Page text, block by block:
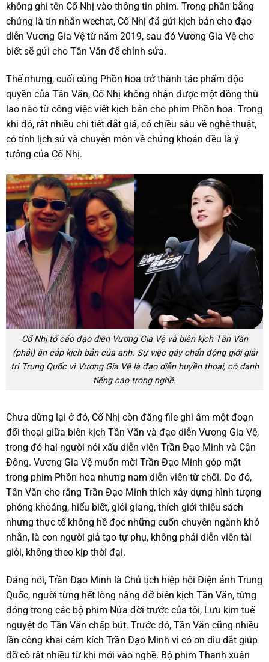
không ghi tên Cố Nhị vào thông tin phim. Trong phần bằng
chứng là tin nhắn wechat, Cố Nhị đã gửi kịch bản cho đạo
diễn Vương Gia Vệ từ năm 2019, sau đó Vương Gia Vệ cho
biết sẽ gửi cho Tần Văn để chỉnh sửa.
Thế nhưng, cuối cùng Phồn hoa trở thành tác phẩm độc
quyền của Tần Văn, Cố Nhị không nhận được một đồng thù
lao nào từ công việc viết kịch bản cho phim Phồn hoa. Trong
khi đó, rất nhiều chi tiết đắt giá, có chiều sâu về nghệ thuật,
có tính lịch sử và chuyên môn về chứng khoán đều là ý
tưởng của Cố Nhị.
Cố Nhị tố cáo đạo diễn Vương Gia Vệ và biên kịch Tần Văn
(phải) ăn cắp kịch bản của anh. Sự việc gây chấn động giới giải
trí Trung Quốc vì Vương Gia Vệ là đạo diễn huyền thoại, có danh
tiếng cao trong nghề.
Chưa dừng lại ở đó, Cố Nhị còn đăng file ghi âm một đoạn
đối thoại giữa biên kịch Tần Văn và đạo diễn Vương Gia Vệ,
trong đó hai người nói xấu diễn viên Trần Đạo Minh và Cận
Đông. Vương Gia Vệ muốn mời Trần Đạo Minh góp mặt
trong phim Phồn hoa nhưng nam diễn viên từ chối. Do đó,
Tần Văn cho rằng Trần Đạo Minh thích xây dựng hình tượng
phóng khoáng, hiểu biết, giỏi giang, thích giới thiệu sách
nhưng thực tế không hề đọc những cuốn chuyên ngành khó
nhằn, là con người giả tạo tự phụ, không phải diễn viên tài
giỏi, không theo kịp thời đại.
Đáng nói, Trần Đạo Minh là Chủ tịch hiệp hội Điện ảnh Trung
Quốc, người từng hết lòng nâng đỡ biên kịch Tần Văn, từng
đóng trong các bộ phim Nửa đời trước của tôi, Lưu kim tuế
nguyệt do Tần Văn chấp bút. Trước đó, Tần Văn cũng nhiều
lần công khai cảm kích Trần Đạo Minh vì có ơn dìu dắt giúp
đỡ cô rất nhiều từ khi mới vào nghề. Bộ phim Thanh xuân